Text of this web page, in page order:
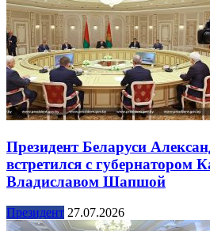
Президент Беларуси
встретился с губернатором
Владиславом Шапшой
Президент 27.07.2026